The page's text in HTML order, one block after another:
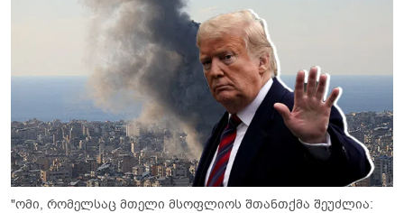
"ომი, რომელსაც მთელი მსოფლიოს შთანთქმა შეუძლია: